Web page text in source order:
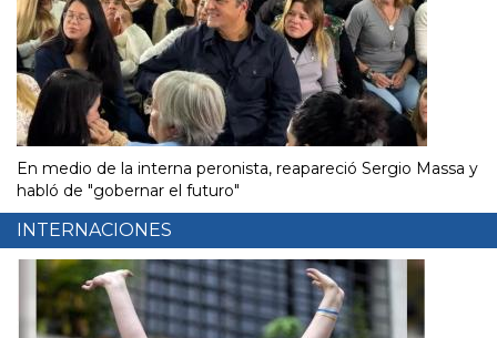
En medio de la interna peronista, reapareció Sergio Massa y
habló de "gobernar el futuro"
INTERNACIONES